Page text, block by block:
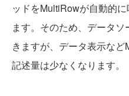
ッドをMultiRowが自動的
ます。そのため、データ
きますが、データ表示な
記述量は少なくなります。